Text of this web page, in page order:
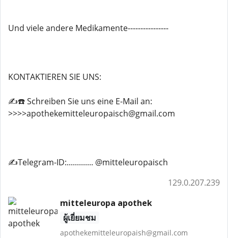
Und viele andere Medikamente----------------
KONTAKTIEREN SIE UNS:
✍️☎️ Schreiben Sie uns eine E-Mail an:
>>>>apothekemitteleuropaisch@gmail.com
✍️Telegram-ID:............. @mitteleuropaisch
129.0.207.239
mitteleuropa apothek
ผู้เยี่ยมชม
apothekemitteleuropaish@gmail.com